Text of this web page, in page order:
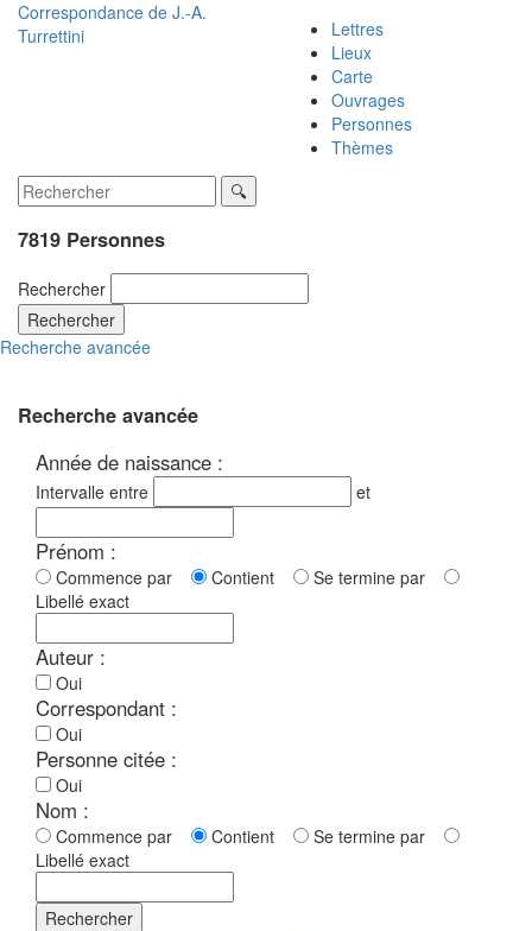
Correspondance de J.-A.
Turrettini
Lettres
Lieux
Carte
Ouvrages
Personnes
Thèmes
7819 Personnes
Rechercher
Rechercher
Recherche avancée
Recherche avancée
Année de naissance :
Intervalle entre et
Prénom :
Commence par Contient
Se termine par
Libellé exact
Auteur :
Oui
Correspondant :
Oui
Personne citée :
Oui
Nom :
Commence par Contient
Se termine par
Libellé exact
Rechercher